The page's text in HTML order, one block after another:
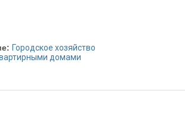
Городское хозяйство
домами